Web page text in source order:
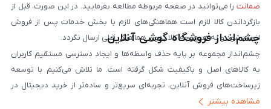
ضمانت را می‌توانید در صفحه مربوطه مطالعه بفرمایید. در این صورت، قبل از
بازگرداندن کالا لازم است هماهنگی‌های لازم با بخش خدمات پس از فروش
انجام شود و به هیچ‌وجه کالا بدون هماهنگی قبلی ارسال نگردد.
چشم‌انداز فروشگاه گوشی آنلاین
چشم‌انداز مجموعه بر پایه حذف واسطه‌ها و ایجاد دسترسی مستقیم کاربران
به کالاهای اصل و باکیفیت شکل گرفته است. ما تلاش می‌کنیم با توسعه
زیرساخت‌های فروش آنلاین، تجربه‌ای سریع‌تر و ساده‌تر از خرید دیجیتال در
ایران ارائه دهیم. تبدیل‌شدن به مرجعی قابل اعتماد برای خرید کالای دیجیتال،
مشاهده بیشتر